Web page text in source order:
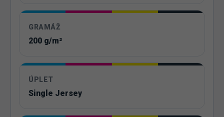
GRAMÁŽ
200 g/m²
ÚPLET
Single Jersey